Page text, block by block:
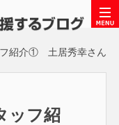
フ紹介① 土居秀幸さん
ッフ紹